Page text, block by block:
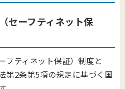
セーフティネット保
フティネット保証）制度と
第2条第5項の規定に基づく国